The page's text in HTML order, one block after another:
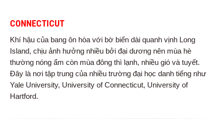
CONNECTICUT
Khí hậu của bang ôn hòa với bờ biển dài quanh vịnh Long
Island, chịu ảnh hưởng nhiều bởi đại dương nên mùa hè
thường nóng ẩm còn mùa đông thì lạnh, nhiều gió và tuyết.
Đây là nơi tập trung của nhiều trường đại học danh tiếng như
Yale University, University of Connecticut, University of
Hartford.